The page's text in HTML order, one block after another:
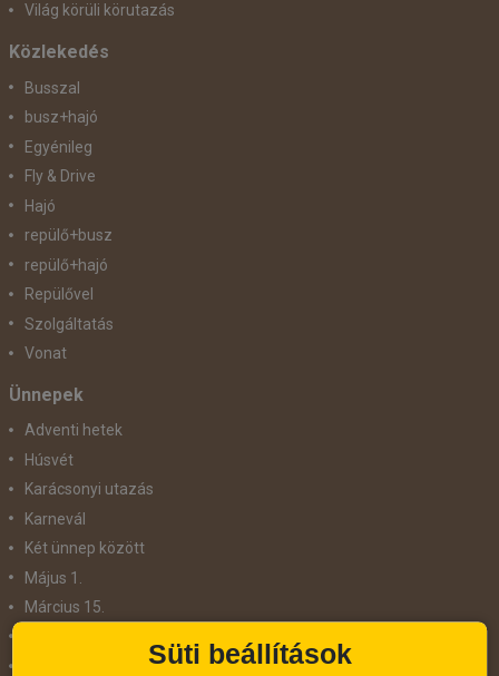
Világ körüli körutazás
Közlekedés
Busszal
busz+hajó
Egyénileg
Fly & Drive
Hajó
repülő+busz
repülő+hajó
Repülővel
Szolgáltatás
Vonat
Ünnepek
Adventi hetek
Húsvét
Karácsonyi utazás
Karnevál
Két ünnep között
Május 1.
Március 15.
Süti beállítások